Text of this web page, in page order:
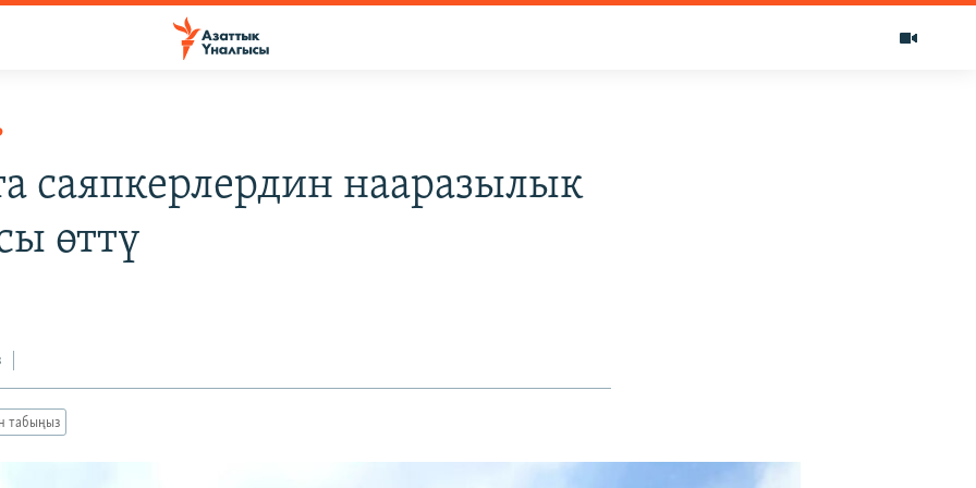
саяпкерлердин нааразылык
өттү
табыңыз